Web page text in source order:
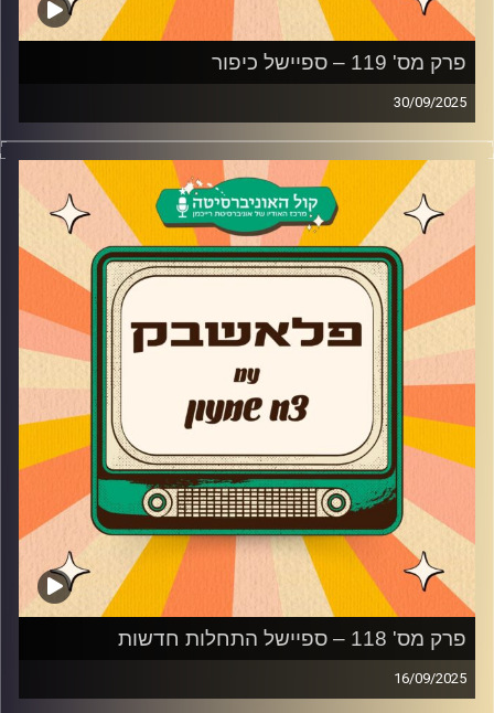
פרק מס' 119 – ספיישל כיפור
30/09/2025
השירים והאמנים שצריכים לבקש ולקבל סליחה
קרדיט תמונות:
AudioVersity
פרק מס' 118 – ספיישל התחלות חדשות
16/09/2025